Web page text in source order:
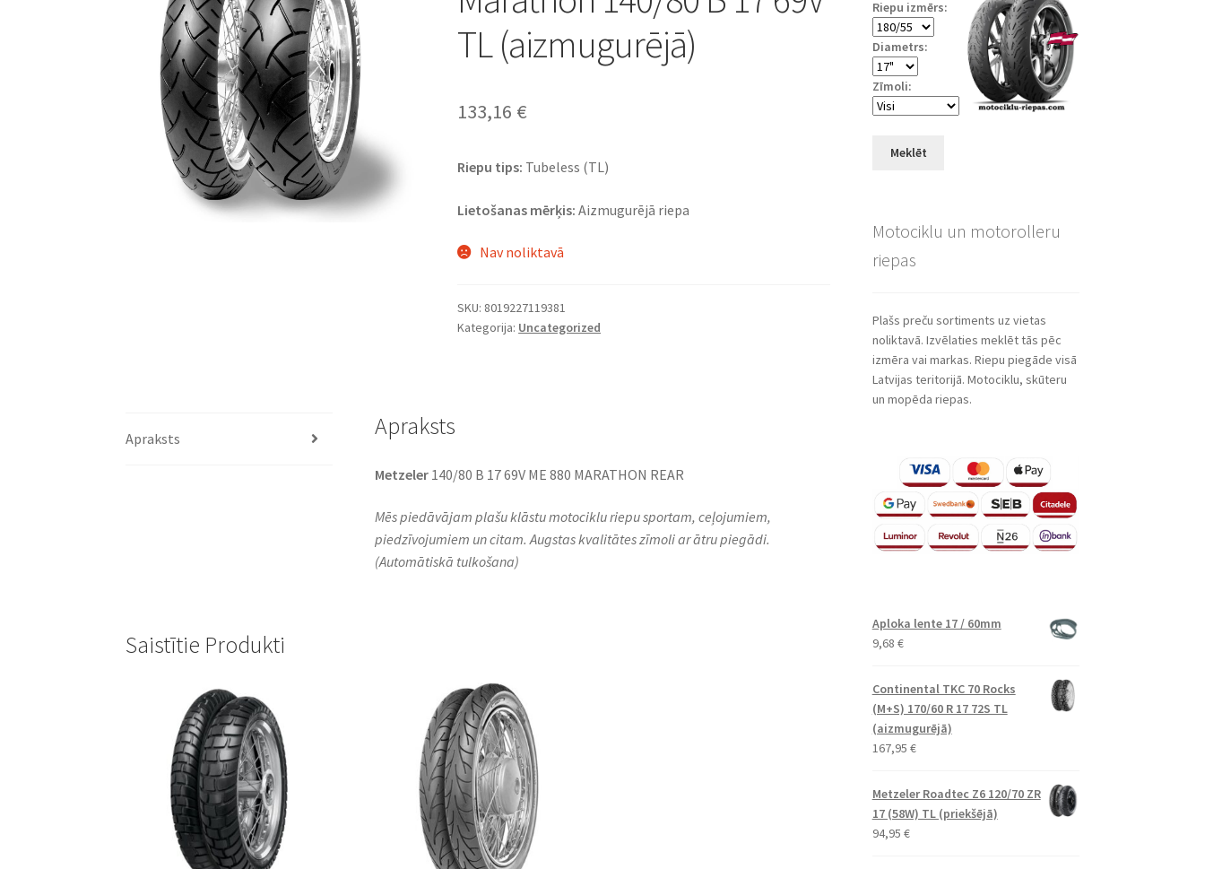
TL (aizmugurējā)
133,16 €
Riepu tips: Tubeless (TL)
Lietošanas mērķis: Aizmugurējā riepa
Nav noliktavā
SKU: 8019227119381
Kategorija: Uncategorized
Apraksts Apraksts
Metzeler140/80 B 17 69V ME 880 MARATHON REAR
Mēs piedāvājam plašu klāstu motociklu riepu sportam, ceļojumiem,
piedzīvojumiem un citam. Augstas kvalitātes zīmoli ar ātru piegādi.
(Automātiskā tulkošana)
Saistītie Produkti
Riepu izmērs:
Diametrs:
Zīmoli:
Meklēt
Motociklu un motorolleru
riepas
Plašs preču sortiments uz vietas
noliktavā. Izvēlaties meklēt tās pēc
izmēra vai markas. Riepu piegāde visā
Latvijas teritorijā. Motociklu, skūteru
un mopēda riepas.
Aploka lente 17 / 60mm
9,68 €
Continental TKC 70 Rocks
(M+S) 170/60 R 17 72S TL
(aizmugurējā)
167,95 €
Metzeler Roadtec Z6 120/70 ZR
17 (58W) TL (priekšējā)
94,95 €